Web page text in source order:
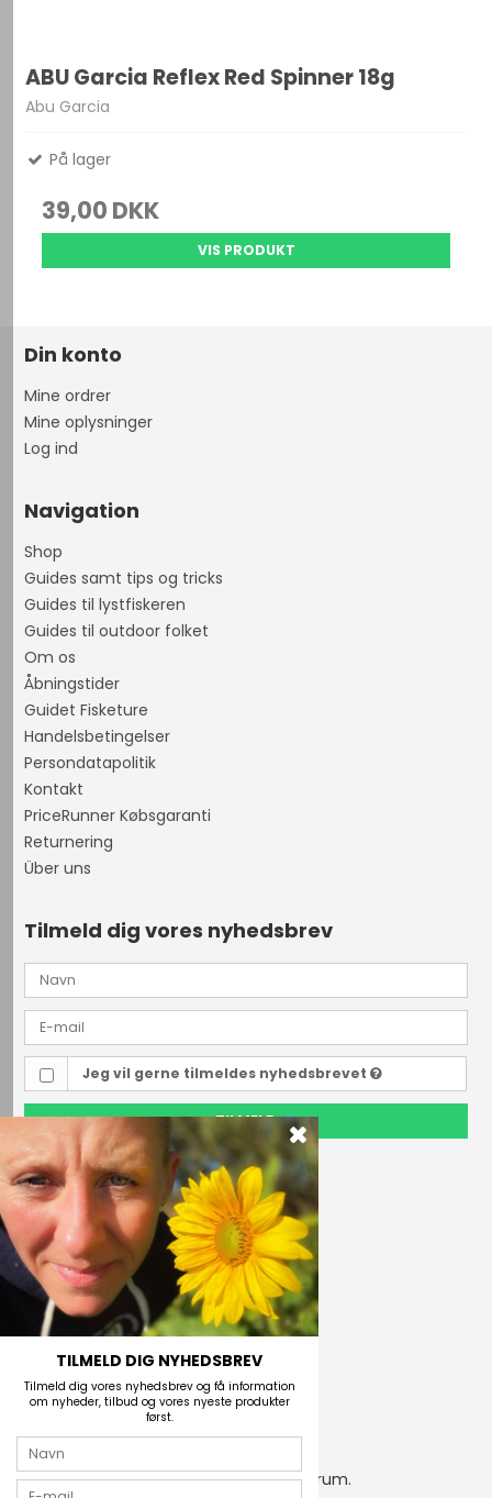
ABU Garcia Reflex Red Spinner 18g
Abu Garcia
På lager
39,00 DKK
VIS PRODUKT
Din konto
Mine ordrer
Mine oplysninger
Log ind
Navigation
Shop
Guides samt tips og tricks
Guides til lystfiskeren
Guides til outdoor folket
Om os
Åbningstider
Guidet Fisketure
Handelsbetingelser
Persondatapolitik
Kontakt
PriceRunner Købsgaranti
Returnering
Über uns
Tilmeld dig vores nyhedsbrev
Jeg vil gerne tilmeldes nyhedsbrevet
TILMELD
Outdoor i Centrum
Perlegade 44
6400 Sønderborg, Danmark
Telefonnr.
(+45) 74 43 53 55
E-mail
2026 © Outdoor i Centrum.
TILMELD DIG NYHEDSBREV
Tilmeld dig vores nyhedsbrev og få information
om nyheder, tilbud og vores nyeste produkter
først.